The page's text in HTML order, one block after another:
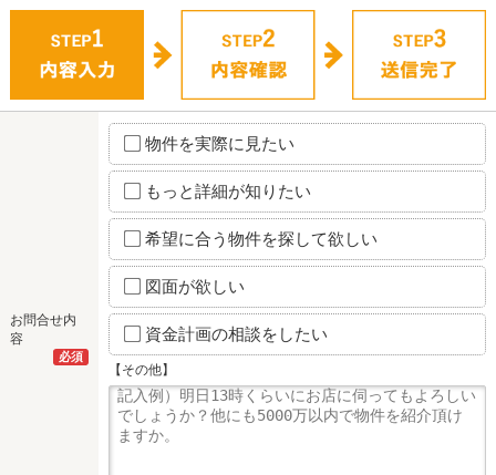
お問合せ内
容
必須
物件を実際に見たい
もっと詳細が知りたい
希望に合う物件を探して欲しい
図面が欲しい
資金計画の相談をしたい
【その他】